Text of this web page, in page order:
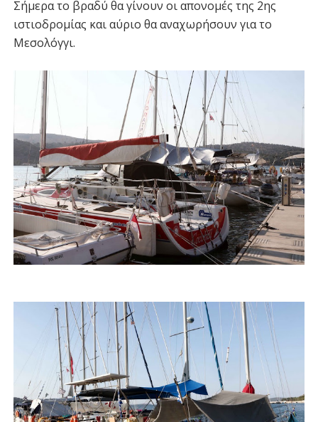
Σήμερα το βραδύ θα γίνουν οι απονομές της 2ης
ιστιοδρομίας και αύριο θα αναχωρήσουν για το
Μεσολόγγι.